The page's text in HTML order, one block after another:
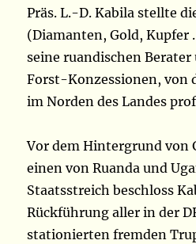
Präs. L.-D. Kabila stellte
(Diamanten, Gold,
seine ruandischen
Forst-Konzessionen, von
im Norden des Landes
Vor dem Hintergrund von
einen von Ruanda und
Staatsstreich beschloss
Rückführung aller in der
stationierten fremden